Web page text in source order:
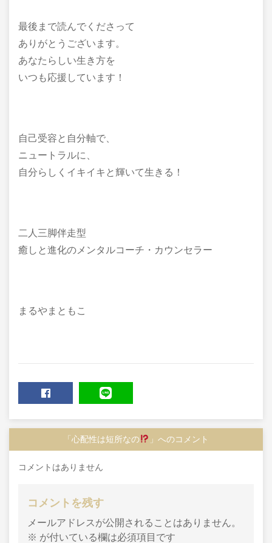
最後まで読んでくださって
ありがとうございます。
あなたらしい生き方を
いつも応援しています！
自己受容と自分軸で、
ニュートラルに、
自分らしくイキイキと輝いて生きる！
二人三脚伴走型
癒しと進化のメンタルコーチ・カウンセラー
まるやまともこ
「心配性は短所なの 」へのコメント
コメントはありません
コメントを残す
メールアドレスが公開されることはありません。
※ が付いている欄は必須項目です